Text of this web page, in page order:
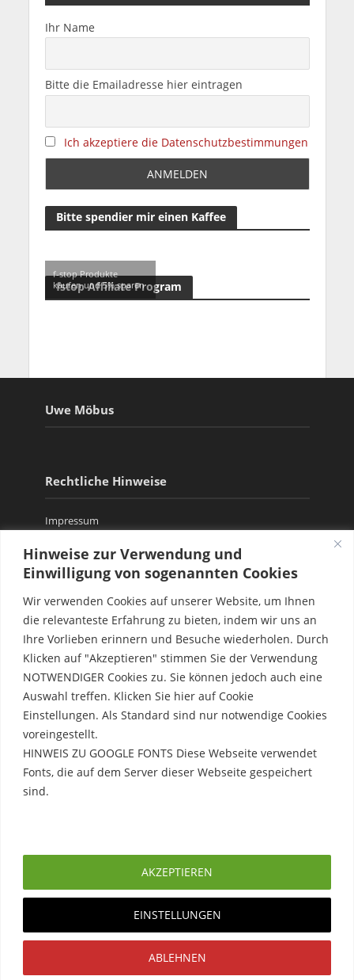
Hinweise zur Verwendung und
Einwilligung von sogenannten Cookies
Wir verwenden Cookies auf unserer Website, um Ihnen
die relevanteste Erfahrung zu bieten, indem wir uns an
Ihre Vorlieben erinnern und Besuche wiederholen. Durch
Klicken auf "Akzeptieren" stimmen Sie der Verwendung
NOTWENDIGER Cookies zu. Sie können jedoch auch eine
Auswahl treffen. Klicken Sie hier auf Cookie
Einstellungen. Als Standard sind nur notwendige Cookies
voreingestellt.
HINWEIS ZU GOOGLE FONTS Diese Webseite verwendet
Fonts, die auf dem Server dieser Webseite gespeichert
sind.
EINSTELLUNGEN
ABLEHNEN
AKZEPTIEREN
Ihr Name
Bitte die Emailadresse hier eintragen
Ich akzeptiere die Datenschutzbestimmungen
Bitte spendier mir einen Kaffee
fstop Affiliate Program
f-stop Produkte
kaufen und 5% sparen
Uwe Möbus
Rechtliche Hinweise
Impressum
Copyright © 2026. Created by Meks. Powered by
WordPress